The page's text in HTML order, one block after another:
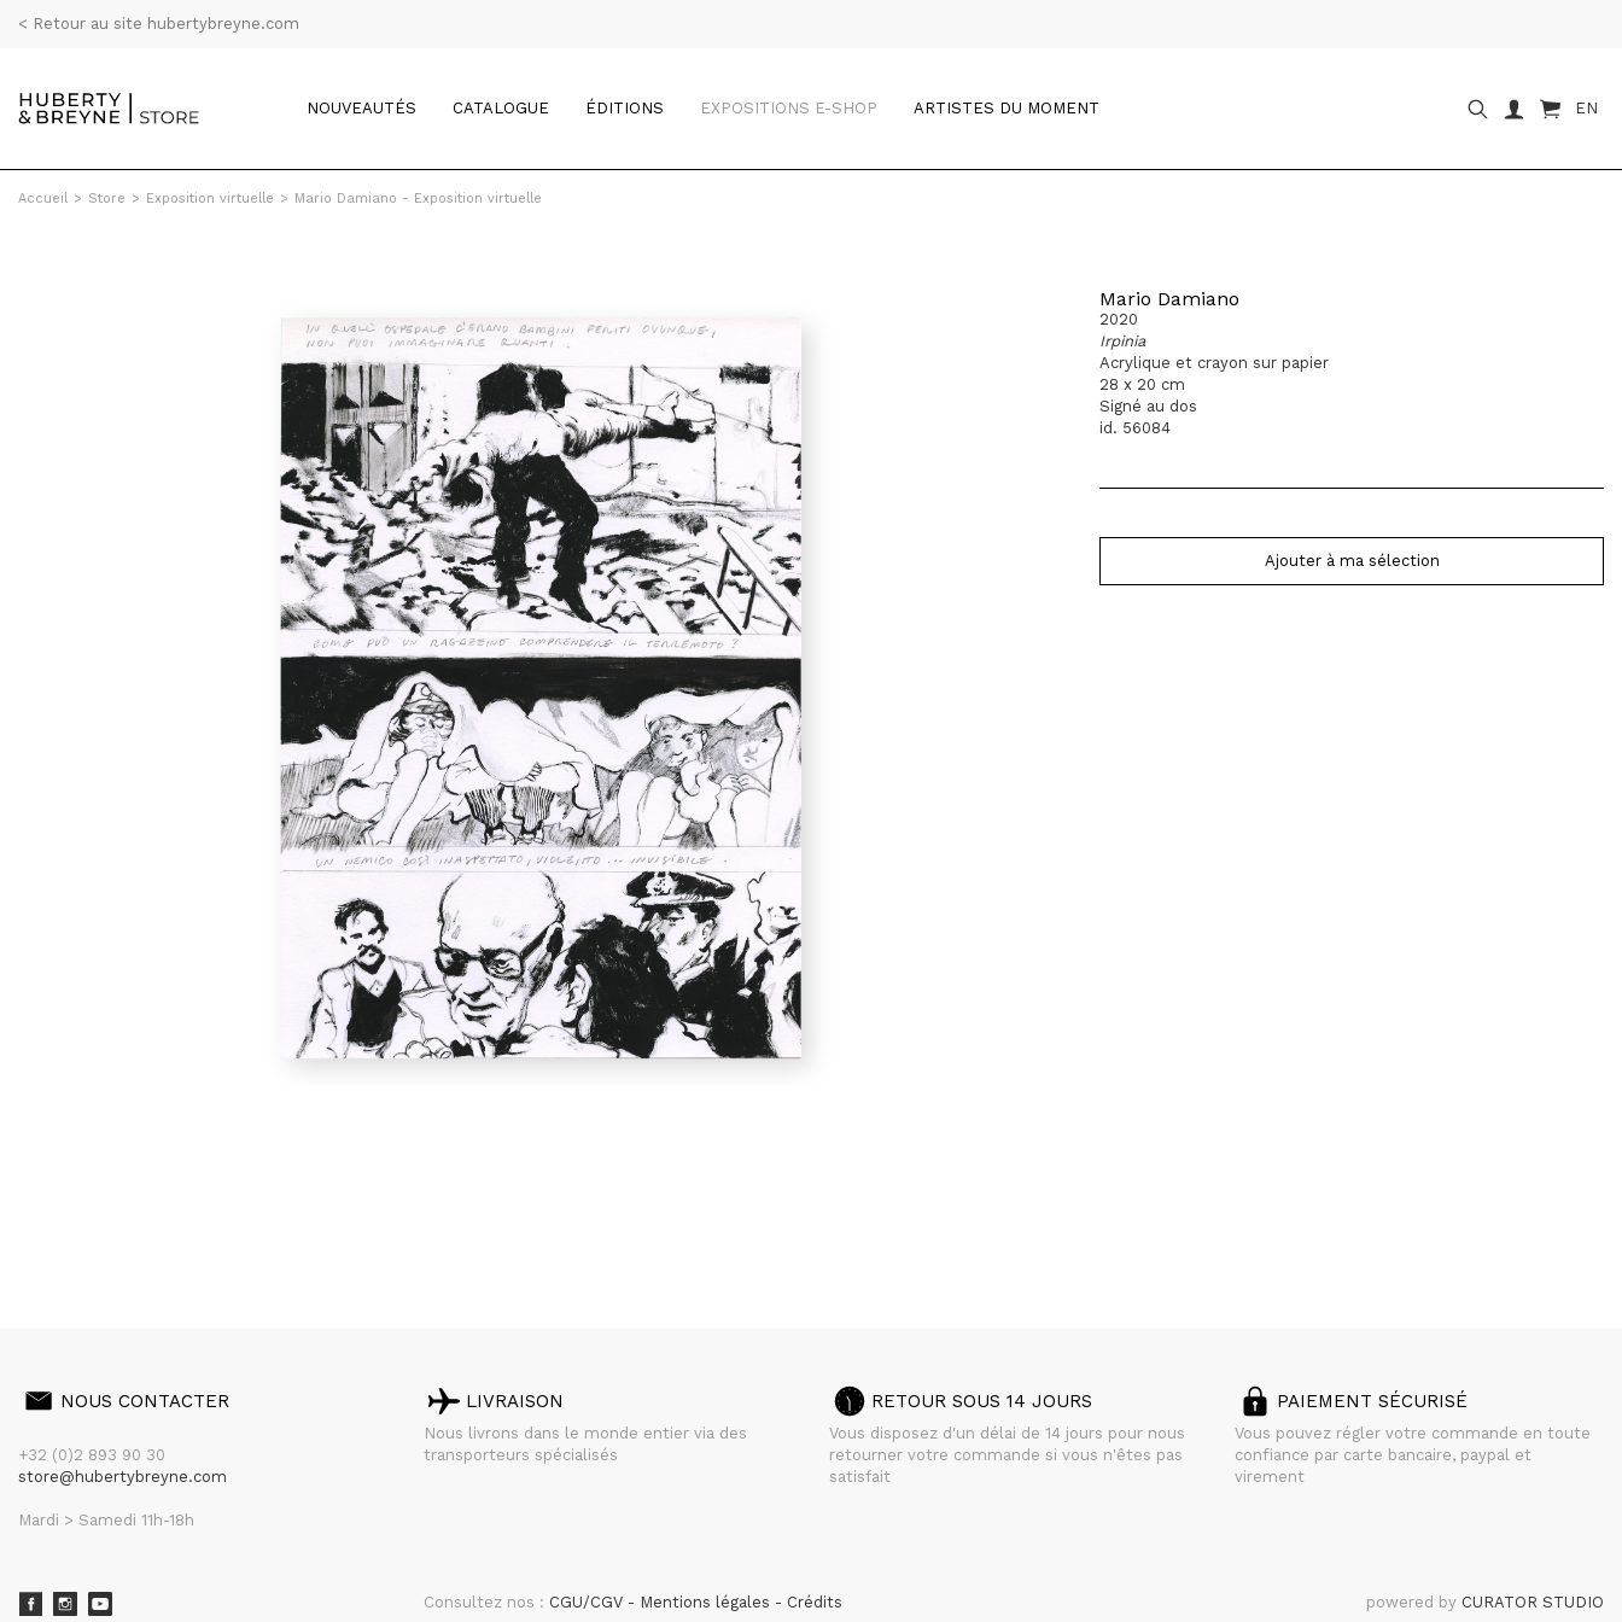
< Retour au site hubertybreyne.com
NOUVEAUTÉS CATALOGUE ÉDITIONS EXPOSITIONS E-SHOP ARTISTES DU MOMENT EN
Accueil > Store > Exposition virtuelle > Mario Damiano - Exposition virtuelle
Mario Damiano
2020
Irpinia
Acrylique et crayon sur papier
28 x 20 cm
Signé au dos
id. 56084
Ajouter à ma sélection
NOUS CONTACTER
+32 (0)2 893 90 30
store@hubertybreyne.com
Mardi > Samedi 11h-18h
LIVRAISON
Nous livrons dans le monde entier via des
transporteurs spécialisés
RETOUR SOUS 14 JOURS
Vous disposez d'un délai de 14 jours pour nous
retourner votre commande si vous n'êtes pas
satisfait
PAIEMENT SÉCURISÉ
Vous pouvez régler votre commande en toute
confiance par carte bancaire, paypal et
virement
Consultez nos : CGU/CGV Mentions légales Crédits powered by CURATOR STUDIO